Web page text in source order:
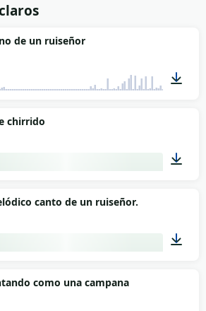
de un ruiseñor
chirrido
canto de un ruiseñor.
como una campana